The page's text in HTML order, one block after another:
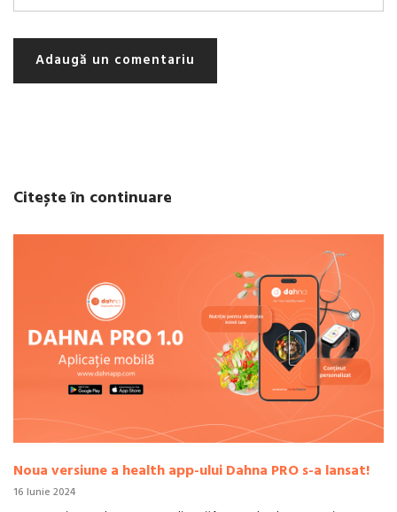
Adaugă un comentariu
Citește în continuare
Noua versiune a health app-ului Dahna PRO s-a lansat!
16 Iunie 2024